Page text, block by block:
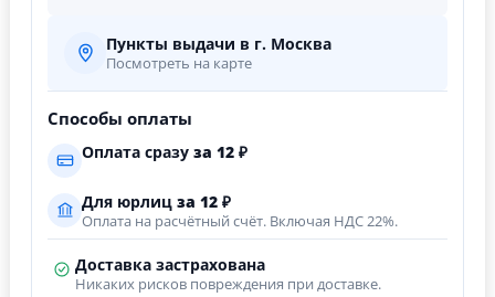
Пункты выдачи в г. Москва
Посмотреть на карте
Способы оплаты
Оплата сразу за 12 ₽
Для юрлиц за 12 ₽
Оплата на расчётный счёт. Включая НДС 22%.
Доставка застрахована
Никаких рисков повреждения при доставке.